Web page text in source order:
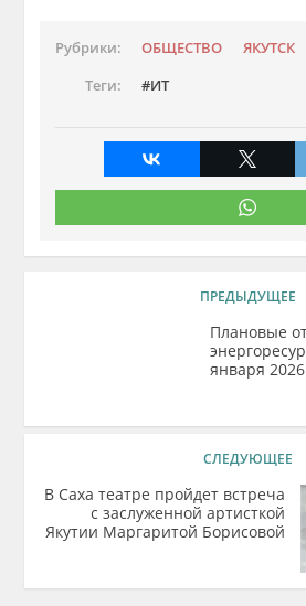
Рубрики: ОБЩЕСТВО
ЯКУТСК
Теги:
ИТ
ПРЕДЫДУЩЕЕ
Плановые
января
СЛЕДУЮЩЕЕ
В Саха театре пройдет встреча
с заслуженной артисткой
Якутии Маргаритой Борисовой